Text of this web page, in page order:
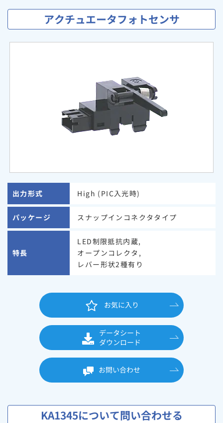
アクチュエータフォトセンサ
出力形式 High (PIC入光時)
パッケージ スナップインコネクタタイプ
特長
LED制限抵抗内蔵,
オープンコレクタ,
レバー形状2種有り
お気に入り
データシート
ダウンロード
お問い合わせ
KA1345について問い合わせる